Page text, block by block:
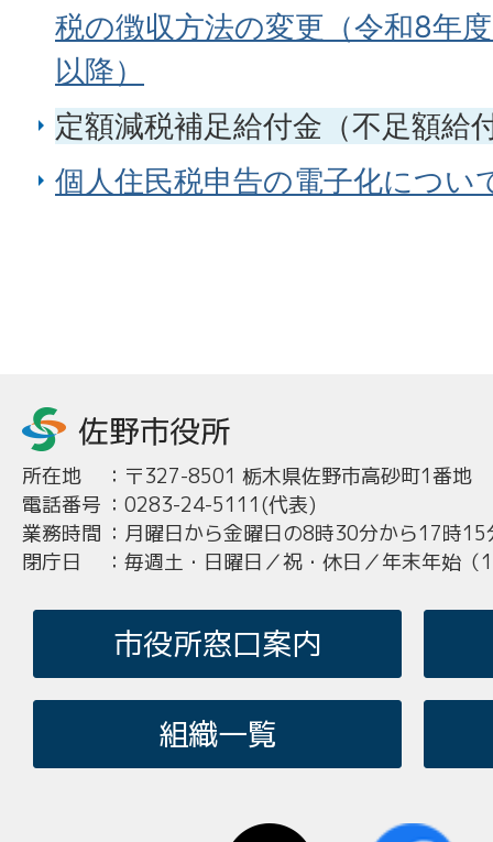
税の徴収方法の変更（令和8年
以降）
定額減税補足給付金（不足額給
個人住民税申告の電子化につい
所在地 ： 〒327-8501 栃木県佐野市高砂町1番地
電話番号 ： 0283-24-5111(代表)
業務時間 ： 月曜日から金曜日の8時30分から17時15
閉庁日
： 毎週土・日曜日／祝・休日／年末年始
市役所窓口案内
組織一覧